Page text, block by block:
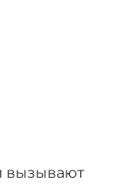
вызывают